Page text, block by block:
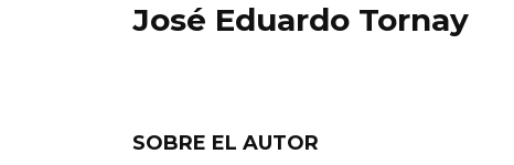
José Eduardo Tornay
SOBRE EL AUTOR